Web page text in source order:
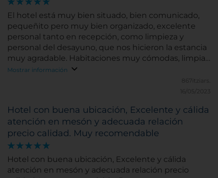
El hotel está muy bien situado, bien comunicado,
pequeñito pero muy bien organizado, excelente
personal tanto en recepción, como limpieza y
personal del desayuno, que nos hicieron la estancia
muy agradable. Habitaciones muy cómodas, limpias,
todo correcto.
Mostrar información
867itziars.
16/05/2023
Hotel con buena ubicación, Excelente y cálida
atención en mesón y adecuada relación
precio calidad. Muy recomendable
Hotel con buena ubicación, Excelente y cálida
atención en mesón y adecuada relación precio